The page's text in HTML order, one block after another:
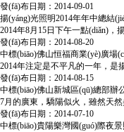
發(fā)布日期：2014-09-01
揚(yáng)光照明2014年年中總結
2014年8月15日下午一點(diǎn)
發(fā)布日期：2014-08-20
中標(biāo)佛山恒福商業(yè)廣場
2014年注定是不平凡的一年，是
發(fā)布日期：2014-08-15
中標(biāo)佛山新城區(qū)總部辦
7月的廣東，驕陽似火，雖然天
發(fā)布日期：2014-07-10
中標(biāo)貴陽樂灣國(guó)際夜